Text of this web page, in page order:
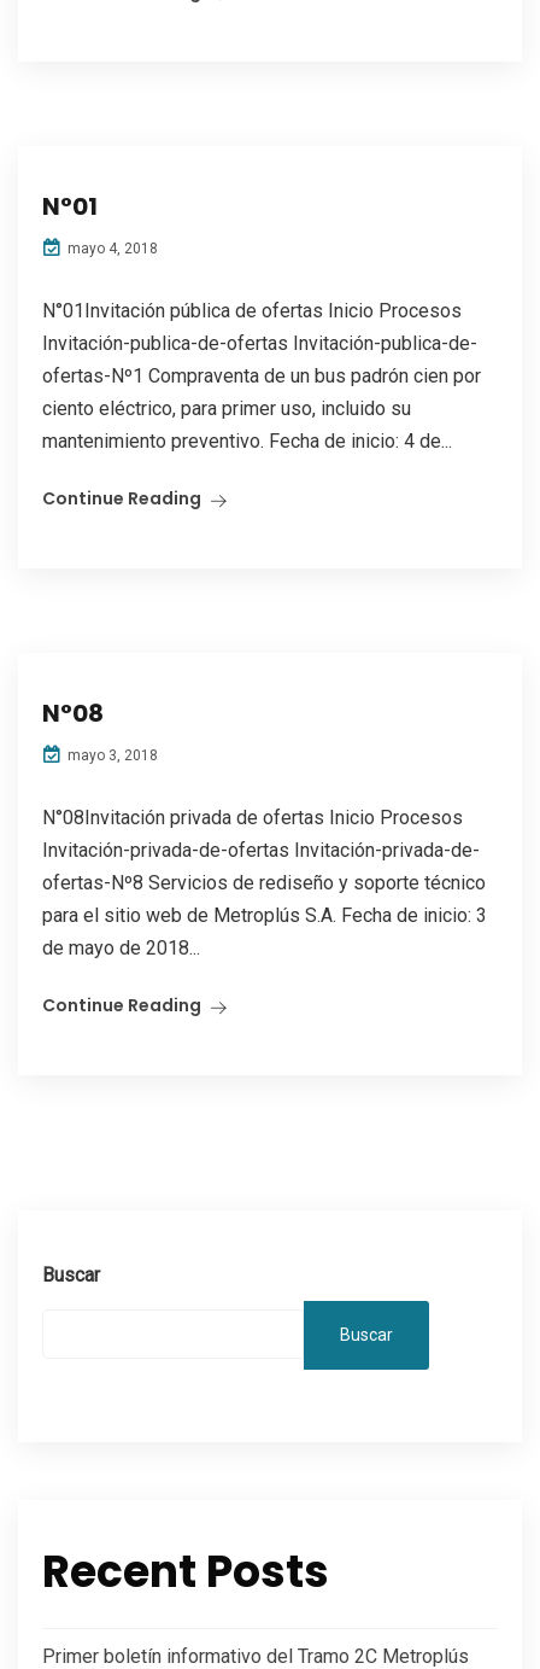
N°01
mayo 4, 2018
N°01Invitación pública de ofertas Inicio Procesos
Invitación-publica-de-ofertas Invitación-publica-de-
ofertas-Nº1 Compraventa de un bus padrón cien por
ciento eléctrico, para primer uso, incluido su
mantenimiento preventivo. Fecha de inicio: 4 de...
Continue Reading
N°08
mayo 3, 2018
N°08Invitación privada de ofertas Inicio Procesos
Invitación-privada-de-ofertas Invitación-privada-de-
ofertas-Nº8 Servicios de rediseño y soporte técnico
para el sitio web de Metroplús S.A. Fecha de inicio: 3
de mayo de 2018...
Continue Reading
Buscar
Buscar
Recent Posts
Primer boletín informativo del Tramo 2C Metroplús